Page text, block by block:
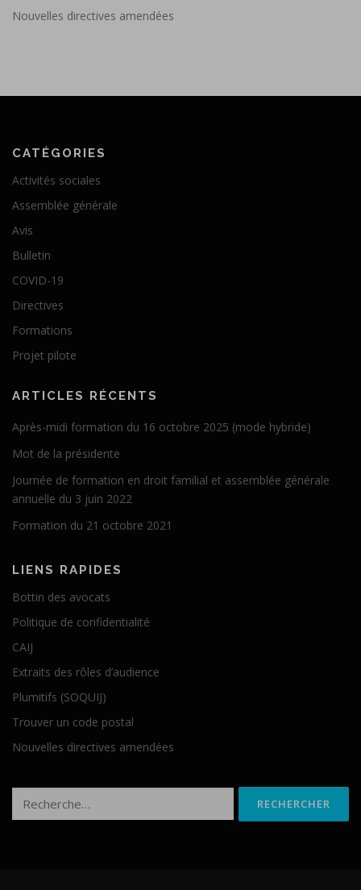
Nouvelles directives amendées
CATÉGORIES
Activités sociales
Assemblée générale
Avis
Bulletin
COVID-19
Directives
Formations
Projet pilote
ARTICLES RÉCENTS
Après-midi formation du 16 octobre 2025 (mode hybride)
Mot de la présidente
Journée de formation en droit familial et assemblée générale
annuelle du 3 juin 2022
Formation du 21 octobre 2021
LIENS RAPIDES
Bottin des avocats
Politique de confidentialité
CAIJ
Extraits des rôles d’audience
Plumitifs (SOQUIJ)
Trouver un code postal
Nouvelles directives amendées